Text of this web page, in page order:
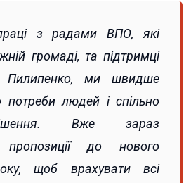
з радами ВПО, які
громаді, та підтримці
Пилипенко, ми швидше
потреби людей і спільно
Вже зараз
пропозиції до нового
щоб врахувати всі